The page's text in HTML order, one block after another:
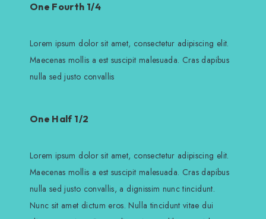
One Fourth 1/4
Lorem ipsum dolor sit amet, consectetur adipiscing elit.
Maecenas mollis a est suscipit malesuada. Cras dapibus
nulla sed justo convallis
One Half 1/2
Lorem ipsum dolor sit amet, consectetur adipiscing elit.
Maecenas mollis a est suscipit malesuada. Cras dapibus
nulla sed justo convallis, a dignissim nunc tincidunt.
Nunc sit amet dictum eros. Nulla tincidunt vitae dui